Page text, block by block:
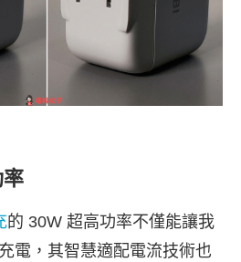
的 30W 超高功率不僅能讓我
電，其智慧適配電流技術也